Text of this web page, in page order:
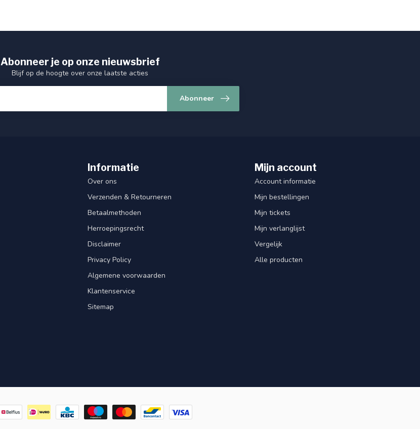
Abonneer je op onze nieuwsbrief
Blijf op de hoogte over onze laatste acties
Abonneer
Informatie
Over ons
Verzenden & Retourneren
Betaalmethoden
Herroepingsrecht
Disclaimer
Privacy Policy
Algemene voorwaarden
Klantenservice
Sitemap
Mijn account
Account informatie
Mijn bestellingen
Mijn tickets
Mijn verlanglijst
Vergelijk
Alle producten